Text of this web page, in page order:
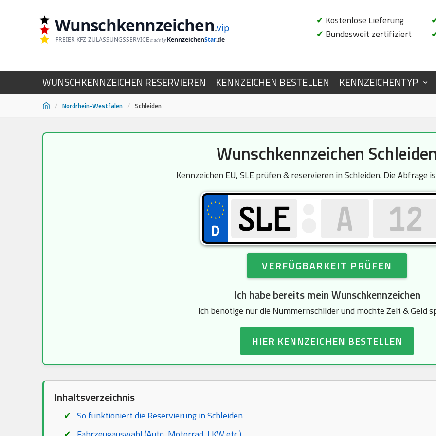
Wunschkennzeichen.vip
FREIER KFZ-ZULASSUNGSSERVICE made by KennzeichenStar.de
✔ Kostenlose Lieferung
✔ Bundesweit zertifiziert
WUNSCHKENNZEICHEN RESERVIEREN KENNZEICHEN BESTELLEN KENNZEICHENTYP
/ Nordrhein-Westfalen / Schleiden
Wunschkennzeichen Schleiden
Kennzeichen EU, SLE prüfen & reservieren in Schleiden. Die Abfrage
VERFÜGBARKEIT PRÜFEN
Ich habe bereits mein Wunschkennzeichen
Ich benötige nur die Nummernschilder und möchte Zeit & Geld
HIER KENNZEICHEN BESTELLEN
Inhaltsverzeichnis
So funktioniert die Reservierung in Schleiden